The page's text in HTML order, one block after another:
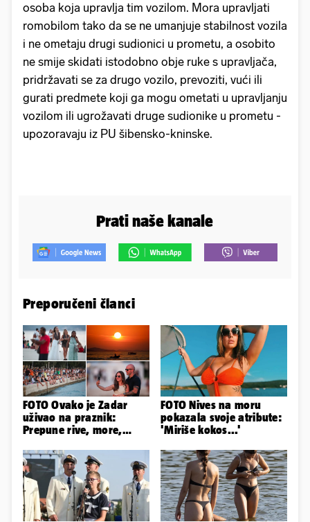
osoba koja upravlja tim vozilom. Mora upravljati
romobilom tako da se ne umanjuje stabilnost vozila
i ne ometaju drugi sudionici u prometu, a osobito
ne smije skidati istodobno obje ruke s upravljača,
pridržavati se za drugo vozilo, prevoziti, vući ili
gurati predmete koji ga mogu ometati u upravljanju
vozilom ili ugrožavati druge sudionike u prometu -
upozoravaju iz PU šibensko-kninske.
Prati naše kanale
Preporučeni članci
FOTO Ovako je Zadar
uživao na praznik:
Prepune rive, more,
sunca
FOTO Nives na moru
pokazala svoje atribute:
'Miriše kokos...'